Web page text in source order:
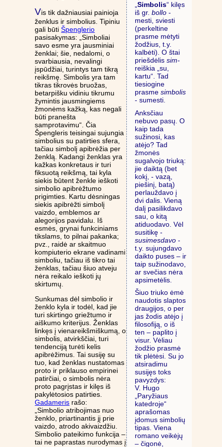
„Simbolis“ kilęs
iš gr. bollo-
mesti, sviesti
(perkeltine
prasme mėtyti
žodžius, t.y.
kalbėti). O štai
priešdėlis sim-
reiškia „su,
kartu“. Tad
tiesiogine
prasme simbolis
- sumesti.
Anksčiau
nebuvo pasų. O
kaip tada
sužinosi, kas
atėjo? Tad
žmonės
sugalvojo triuką:
jie daiktą (bet
kokį, - vazą,
piešinį, batą)
perlauždavo į
dvi dalis. Vieną
dalį pasilikdavo
sau, o kitą
atiduodavo. Vėl
susitikę -
susimesdavo-
t.y. sujungdavo
daikto puses – ir
taip sužinodavo,
ar svečias nėra
apsimetėlis.
Šiuo triuko ėmė
naudotis slaptos
draugijos, o per
jas žodis atėjo į
filosofiją, o iš
ten – paplito į
visur. Vėliau
žodžio prasmė
tik plėtėsi. Su jo
atsiradimu
susijęs toks
pavyzdys:
V. Hugo
„Paryžiaus
katedroje“
aprašomas
įdomus simbolių
tipas. Viena
romano veikėjų
– čigonė,
Vis tik dažniausiai painioja
ženklus ir simbolius. Tipiniu
gali būtiŠpenglerio
pasisakymas: „Simboliai
savo esme yra jausminiai
ženklai; šie, nedalomi, o
svarbiausia, nevalingi
įspūdžiai, turintys tam tikrą
reikšmę. Simbolis yra tam
tikras tikrovės bruožas,
betarpišku vidiniu tikrumu
žymintis jausmingiems
žmonėms kažką, kas negali
būti pranešta
samprotavimu“. Čia
Špengleris teisingai sujungia
simbolius su patirties sfera,
tačiau simbolį apibrėžia per
ženklą. Kadangi ženklas yra
kažkas konkretaus ir turi
fiksuotą reikšmą, tai kyla
siekis būtent ženkle ieškoti
simbolio apibrėžtumo
prigimties. Kartu dėsningas
siekis apibrėžti simbolį
vaizdo, emblemos ar
alegorijos pavidalu. Iš
esmės, grynai funkciniams
tikslams, to pilnai pakanka;
pvz., raidė ar skaitmuo
kompiuterio ekrane vadinami
simboliu, tačiau iš tikro tai
ženklas, tačiau šiuo atveju
nėra reikalo ieškoti jų
skirtumų.
Sunkumas dėl simbolio ir
ženklo kyla ir todėl, kad jie
turi skirtingo griežtumo ir
aiškumo kriterijus. Ženklas
linkęs į vienareikšmiškumą, o
simbolis, atvirkščiai, turi
tendenciją turėti kelis
apibrėžimus. Tai susiję su
tuo, kad ženklas nustatomas
proto ir priklauso empirinei
patirčiai, o simbolis nėra
proto pagrįstas ir kilęs iš
pakylėtosios patirties.
Gadameris rašo:
„Simbolio atribojimas nuo
ženklo, priartinantis jį prie
vaizdo, atrodo akivaizdžiu.
Simbolio pateikimo funkcija –
tai ne paprastas nurodymas į